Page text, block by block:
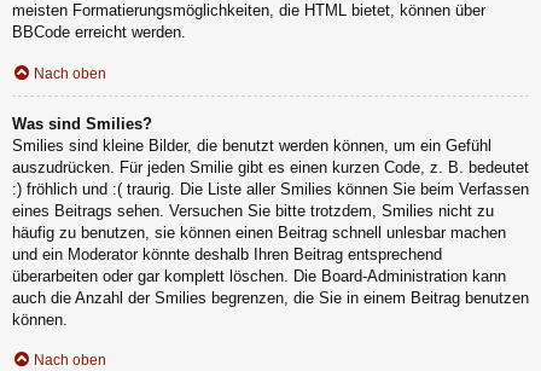
meisten Formatierungsmöglichkeiten, die HTML bietet, können über
BBCode erreicht werden.
Nach oben
Was sind Smilies?
Smilies sind kleine Bilder, die benutzt werden können, um ein Gefühl
auszudrücken. Für jeden Smilie gibt es einen kurzen Code, z. B. bedeutet
:) fröhlich und :( traurig. Die Liste aller Smilies können Sie beim Verfassen
eines Beitrags sehen. Versuchen Sie bitte trotzdem, Smilies nicht zu
häufig zu benutzen, sie können einen Beitrag schnell unlesbar machen
und ein Moderator könnte deshalb Ihren Beitrag entsprechend
überarbeiten oder gar komplett löschen. Die Board-Administration kann
auch die Anzahl der Smilies begrenzen, die Sie in einem Beitrag benutzen
können.
Nach oben